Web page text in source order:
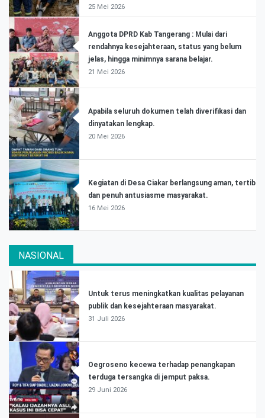
25 Mei 2026
Anggota DPRD Kab Tangerang : Mulai dari
rendahnya kesejahteraan, status yang belum
jelas, hingga minimnya sarana belajar.
21 Mei 2026
Apabila seluruh dokumen telah diverifikasi dan
dinyatakan lengkap.
20 Mei 2026
Kegiatan di Desa Ciakar berlangsung aman, tertib
dan penuh antusiasme masyarakat.
16 Mei 2026
NASIONAL
Untuk terus meningkatkan kualitas pelayanan
publik dan kesejahteraan masyarakat.
31 Juli 2026
Oegroseno kecewa terhadap penangkapan
terduga tersangka di jemput paksa.
29 Juni 2026